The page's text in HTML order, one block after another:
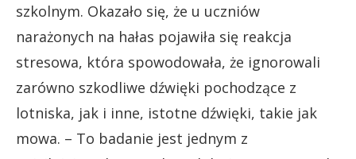
szkolnym. Okazało się, że u uczniów
narażonych na hałas pojawiła się reakcja
stresowa, która spowodowała, że ignorowali
zarówno szkodliwe dźwięki pochodzące z
lotniska, jak i inne, istotne dźwięki, takie jak
mowa. – To badanie jest jednym z